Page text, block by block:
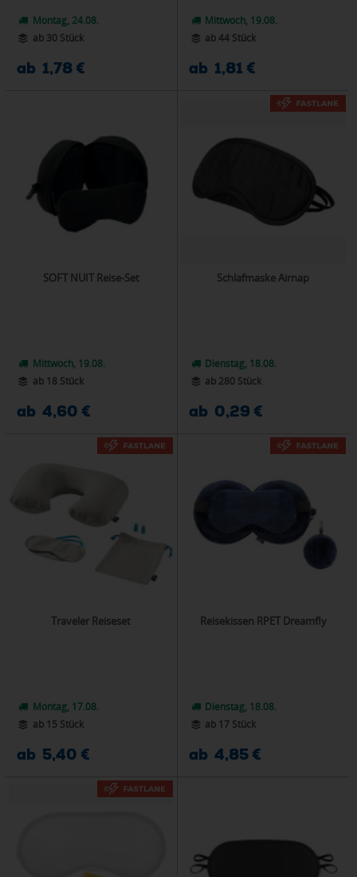
Montag, 24.08.
ab 30 Stück
ab 1,78 €
Mittwoch, 19.08.
ab 44 Stück
ab 1,81 €
SOFT NUIT Reise-Set
Mittwoch, 19.08.
ab 18 Stück
ab 4,60 €
Schlafmaske Airnap
Dienstag, 18.08.
ab 280 Stück
ab 0,29 €
Traveler Reiseset
Montag, 17.08.
ab 15 Stück
ab 5,40 €
Reisekissen RPET Dreamfly
Dienstag, 18.08.
ab 17 Stück
ab 4,85 €